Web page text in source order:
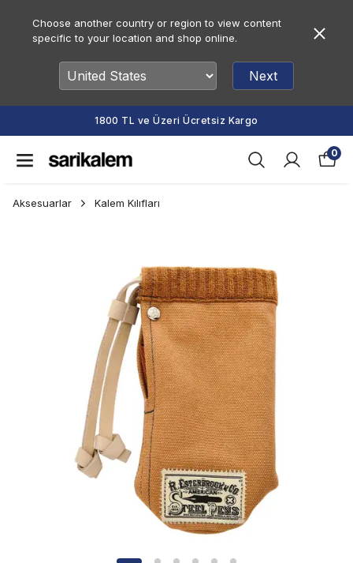
Choose another country or region to view content
specific to your location and shop online.
Next
1800 TL ve Üzeri Ücretsiz Kargo
0
Aksesuarlar Kalem Kılıfları